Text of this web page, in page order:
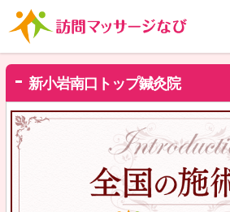
新小岩南口トップ鍼灸院